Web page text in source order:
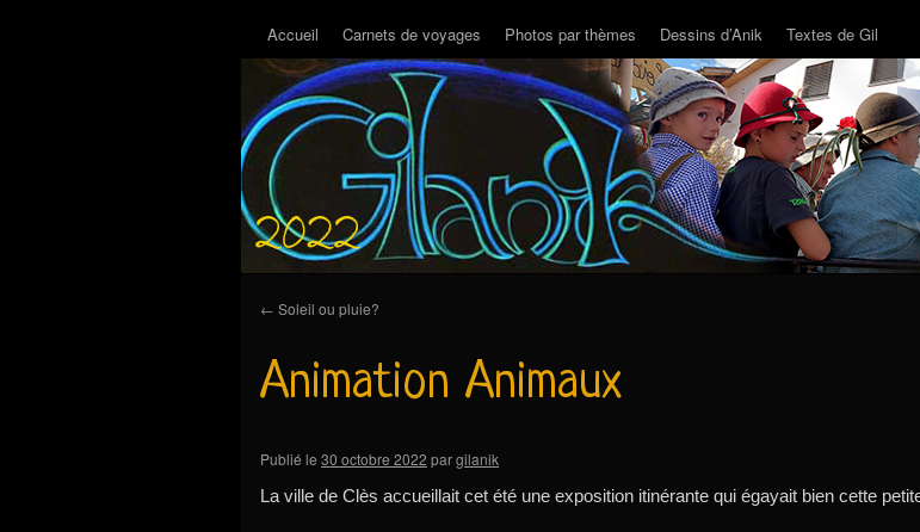
Accueil Carnets de voyages Photos par thèmes Dessins d’Anik Textes de Gil
← Soleil ou pluie?
Animation Animaux
Publié le 30 octobre 2022 pargilanik
La ville de Clès accueillait cet été une exposition itinérante qui égayait bien cette